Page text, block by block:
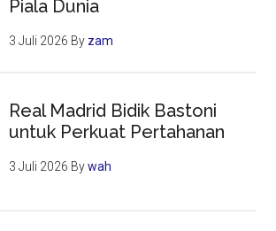
Piala Dunia
3 Juli 2026 By zam
Real Madrid Bidik Bastoni
untuk Perkuat Pertahanan
3 Juli 2026 Bywah